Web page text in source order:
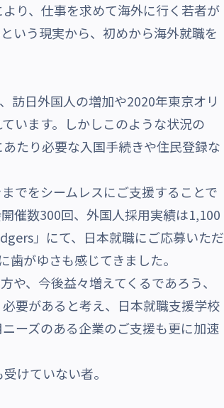
り、仕事を求めて海外に行く若者が
いう現実から、初めから海外就職を
訪日外国人の増加や2020年東京オリ
います。しかしこのような状況の
たり必要な入国手続きや住民登録な
でをシームレスにご支援することで
催数300回、外国人採用実績は1,100
」にて、日本就職にご応募いただ
がゆさも感じてきました。
、今後益々増えてくるであろう、
要があると考え、日本就職支援学校
ーズのある企業のご支援も更に加速
けていない者。